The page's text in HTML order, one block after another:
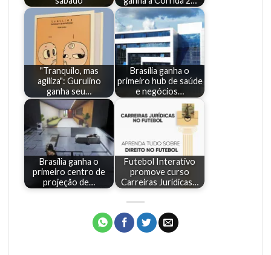
"Tranquilo, mas
agiliza": Gurulino
ganha seu…
Brasília ganha o
primeiro hub de saúde
e negócios…
Brasília ganha o
primeiro centro de
projeção de…
Futebol Interativo
promove curso
Carreiras Jurídicas…